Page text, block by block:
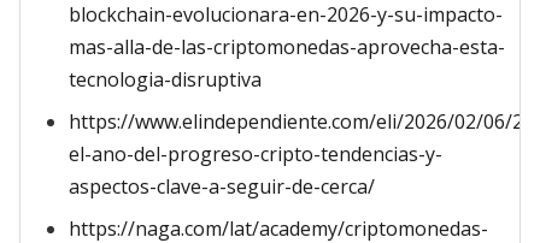
blockchain-evolucionara-en-2026-y-su-impacto-
mas-alla-de-las-criptomonedas-aprovecha-esta-
tecnologia-disruptiva
https://www.elindependiente.com/eli/2026/02/06/
el-ano-del-progreso-cripto-tendencias-y-
aspectos-clave-a-seguir-de-cerca/
https://naga.com/lat/academy/criptomonedas-